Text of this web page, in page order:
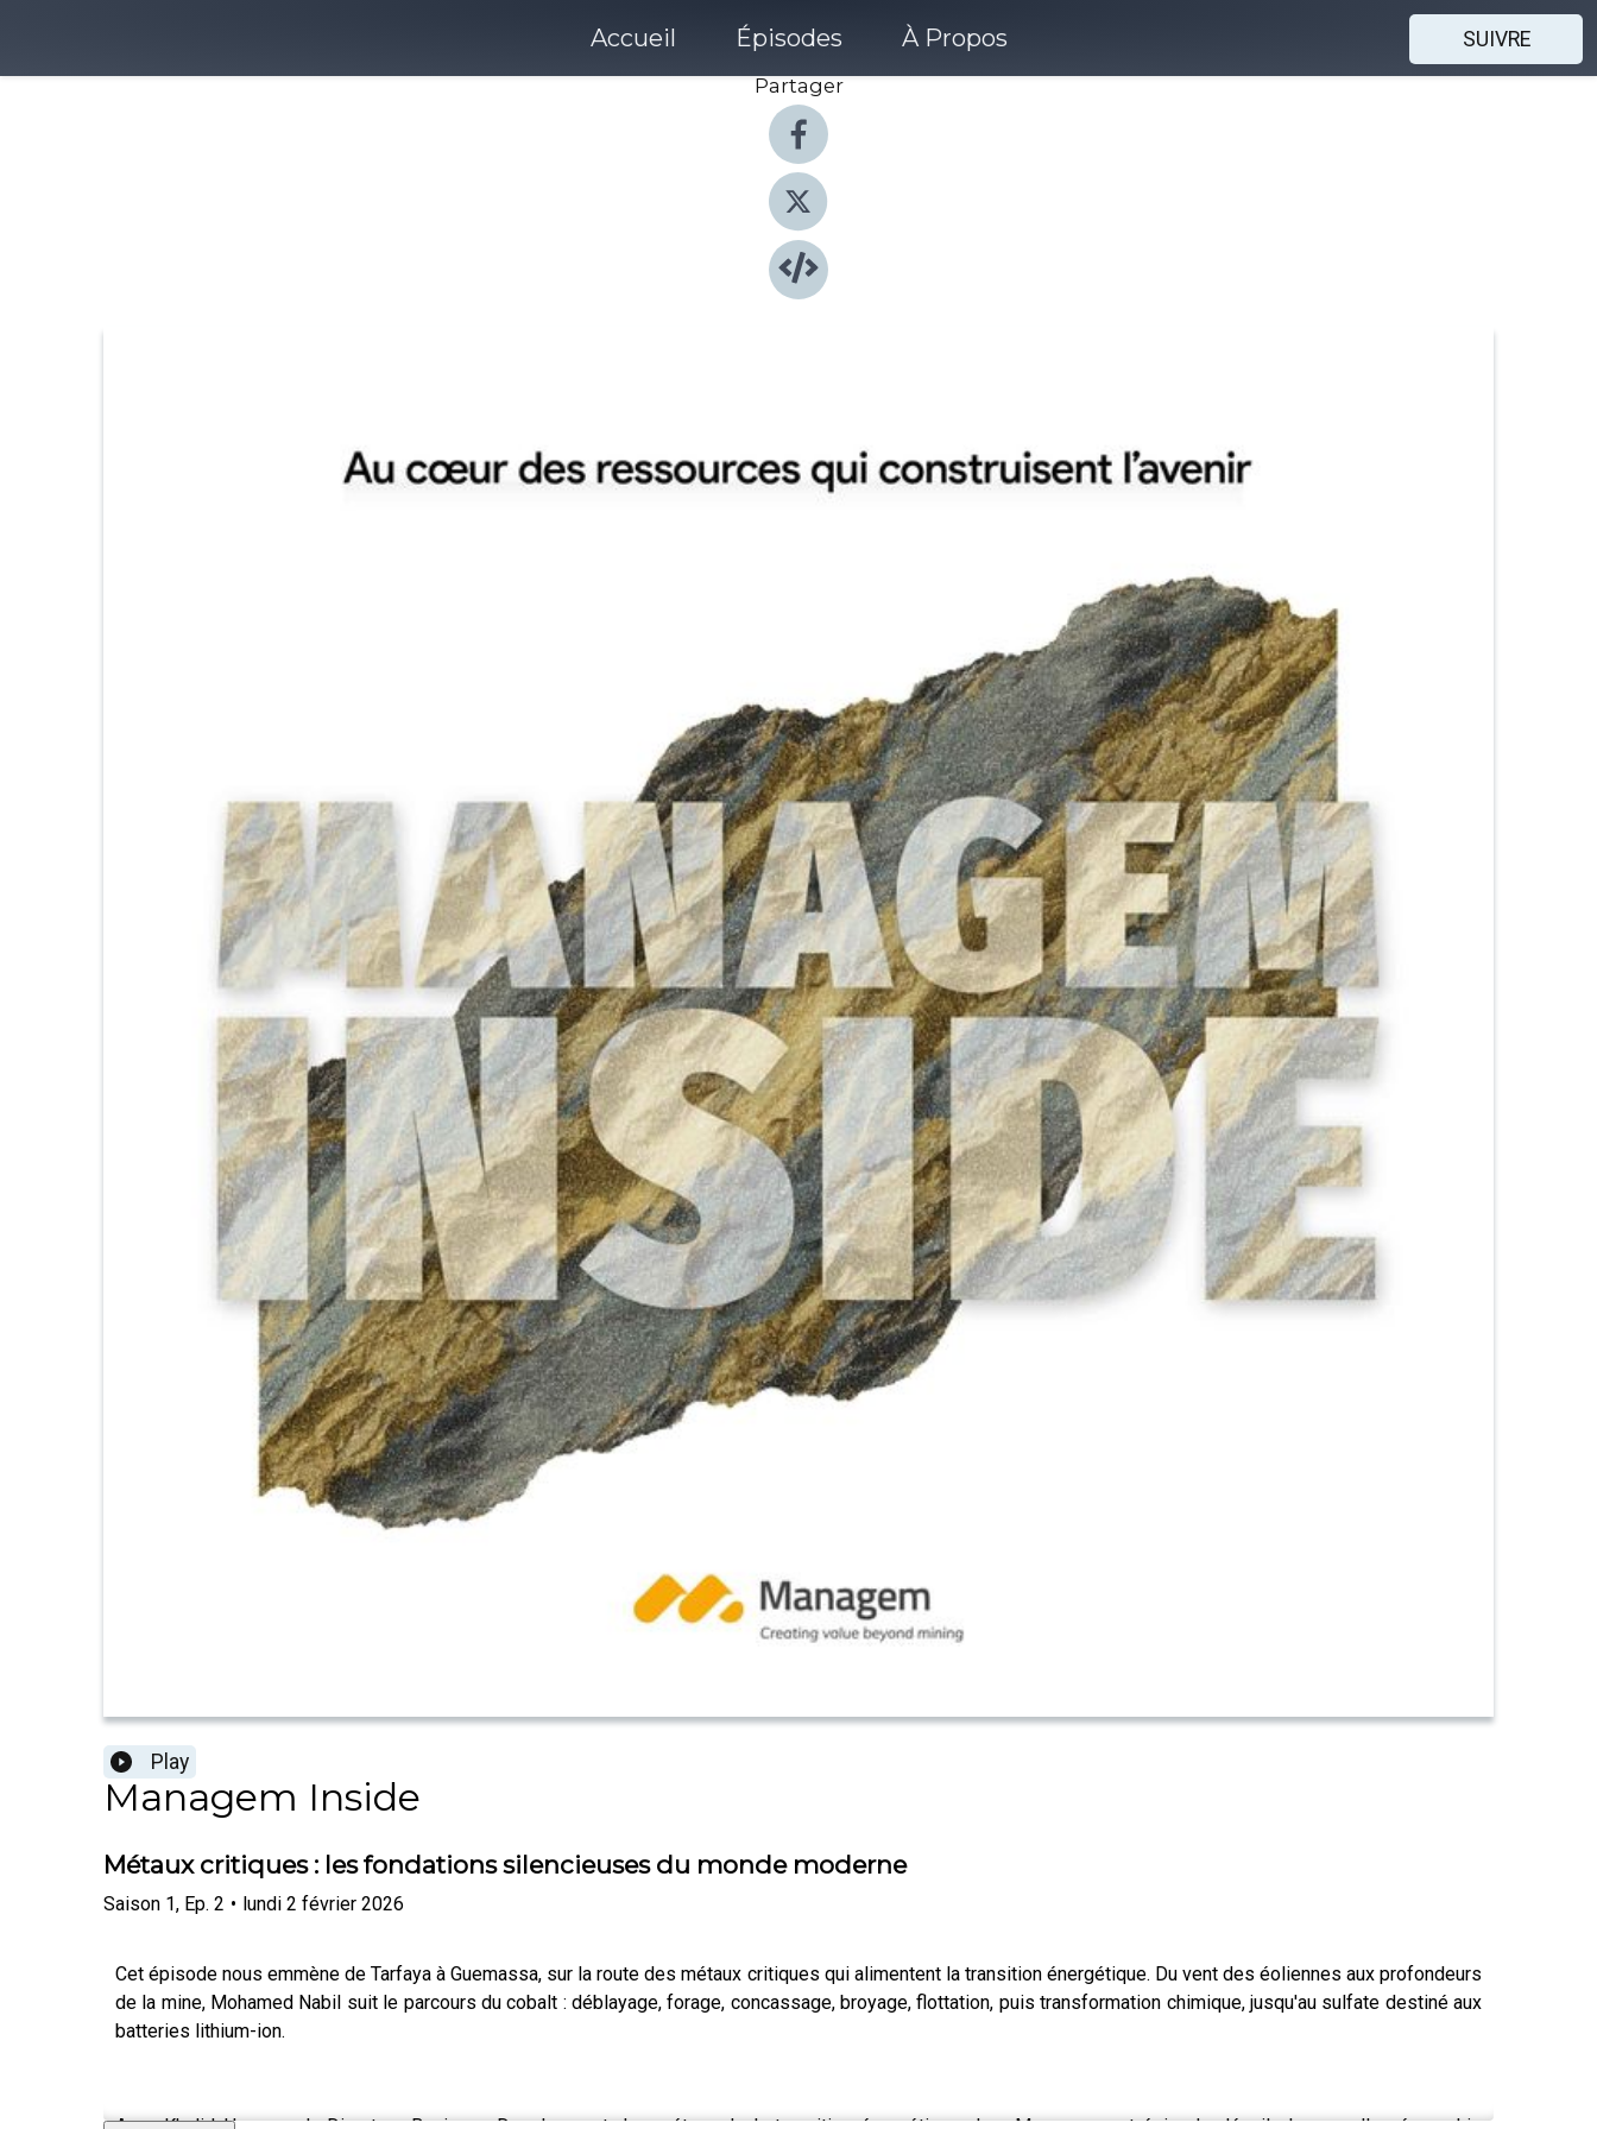
Accueil Épisodes À Propos
SUIVRE
Partager
Play
Managem Inside
Métaux critiques : les fondations silencieuses du monde moderne
Saison 1, Ep. 2 • lundi 2 février 2026
Cet épisode nous emmène de Tarfaya à Guemassa, sur la route des métaux critiques qui alimentent la transition énergétique. Du vent des éoliennes aux profondeurs
de la mine, Mohamed Nabil suit le parcours du cobalt : déblayage, forage, concassage, broyage, flottation, puis transformation chimique, jusqu'au sulfate destiné aux
batteries lithium-ion.